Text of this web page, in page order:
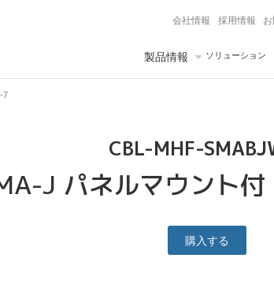
会社情報 採用情報
製品情報 ソリューション
7
CBL-MHF-
J パネルマウント
購入する